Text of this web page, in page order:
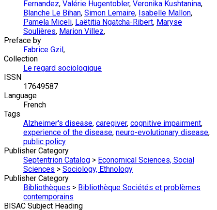
Fernandez, Valérie Hugentobler, Veronika Kushtanina,
Blanche Le Bihan, Simon Lemaire, Isabelle Mallon,
Pamela Miceli, Laëtitia Ngatcha-Ribert, Maryse
Soulières, Marion Villez,
Preface by
Fabrice Gzil ,
Collection
Le regard sociologique
ISSN
17649587
Language
French
Tags
Alzheimer's disease, caregiver, cognitive impairment,
experience of the disease, neuro-evolutionary disease,
public policy
Publisher Category
Septentrion Catalog > Economical Sciences, Social
Sciences > Sociology, Ethnology
Publisher Category
Bibliothèques > Bibliothèque Sociétés et problèmes
contemporains
BISAC Subject Heading